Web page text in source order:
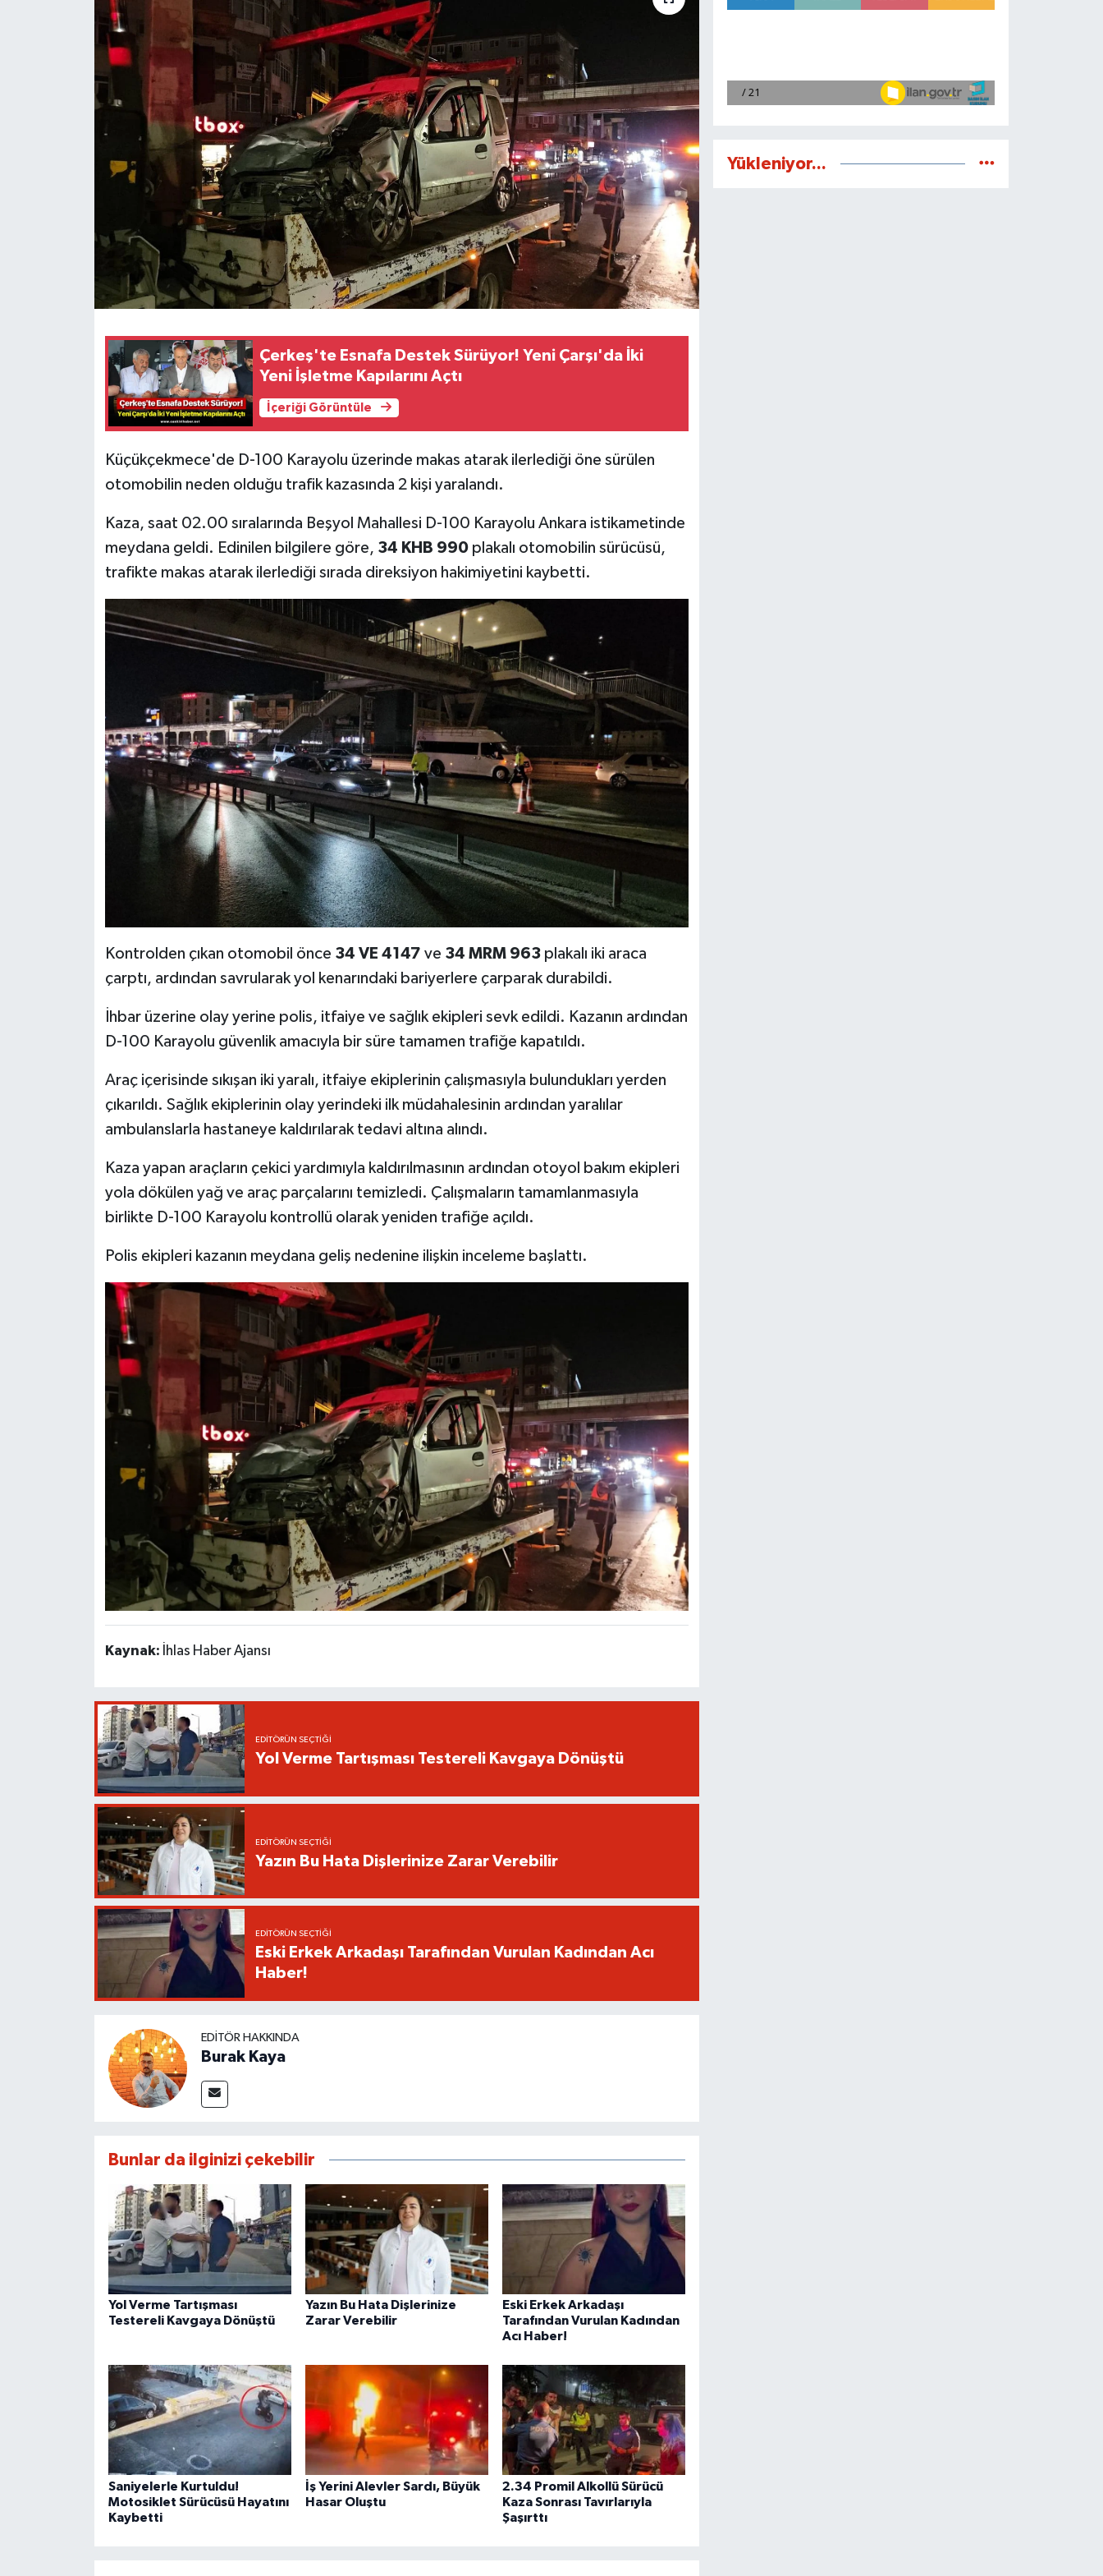
Çerkeş'te Esnafa Destek Sürüyor! Yeni Çarşı'da İki
Yeni İşletme Kapılarını Açtı
İçeriği Görüntüle
Küçükçekmece'de D-100 Karayolu üzerinde makas atarak ilerlediği öne sürülen
otomobilin neden olduğu trafik kazasında 2 kişi yaralandı.
Kaza, saat 02.00 sıralarında Beşyol Mahallesi D-100 Karayolu Ankara istikametinde
meydana geldi. Edinilen bilgilere göre, 34 KHB 990plakalı otomobilin sürücüsü,
trafikte makas atarak ilerlediği sırada direksiyon hakimiyetini kaybetti.
Kontrolden çıkan otomobil önce 34 VE 4147 ve 34 MRM 963plakalı iki araca
çarptı, ardından savrularak yol kenarındaki bariyerlere çarparak durabildi.
İhbar üzerine olay yerine polis, itfaiye ve sağlık ekipleri sevk edildi. Kazanın ardından
D-100 Karayolu güvenlik amacıyla bir süre tamamen trafiğe kapatıldı.
Araç içerisinde sıkışan iki yaralı, itfaiye ekiplerinin çalışmasıyla bulundukları yerden
çıkarıldı. Sağlık ekiplerinin olay yerindeki ilk müdahalesinin ardından yaralılar
ambulanslarla hastaneye kaldırılarak tedavi altına alındı.
Kaza yapan araçların çekici yardımıyla kaldırılmasının ardından otoyol bakım ekipleri
yola dökülen yağ ve araç parçalarını temizledi. Çalışmaların tamamlanmasıyla
birlikte D-100 Karayolu kontrollü olarak yeniden trafiğe açıldı.
Polis ekipleri kazanın meydana geliş nedenine ilişkin inceleme başlattı.
Kaynak: İhlas Haber Ajansı
EDITÖRÜN SEÇTIĞI
Yol Verme Tartışması Testereli Kavgaya Dönüştü
EDITÖRÜN SEÇTIĞI
Yazın Bu Hata Dişlerinize Zarar Verebilir
EDITÖRÜN SEÇTIĞI
Eski Erkek Arkadaşı Tarafından Vurulan Kadından Acı
Haber!
EDITÖR HAKKINDA
Burak Kaya
Bunlar da ilginizi çekebilir
Yol Verme Tartışması
Testereli Kavgaya Dönüştü
Yazın Bu Hata Dişlerinize
Zarar Verebilir
Eski Erkek Arkadaşı
Tarafından Vurulan Kadından
Acı Haber!
Saniyelerle Kurtuldu!
Motosiklet Sürücüsü Hayatını
Kaybetti
İş Yerini Alevler Sardı, Büyük
Hasar Oluştu
2.34 Promil Alkollü Sürücü
Kaza Sonrası Tavırlarıyla
Şaşırttı
Yükleniyor...
KÜLTÜR SANAT
MAGAZİN
SAĞLIK
TEKNOLOJİ
VİZYONDAKİLER